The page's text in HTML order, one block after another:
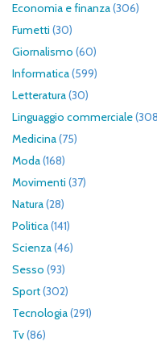
Economia e finanza(306)
Fumetti (30)
Giornalismo (60)
Informatica(599)
Letteratura(30)
Linguaggio commerciale
Medicina(75)
Moda(168)
Movimenti (37)
Natura(28)
Politica(141)
Scienza(46)
Sesso (93)
Sport(302)
Tecnologia(291)
Tv(86)